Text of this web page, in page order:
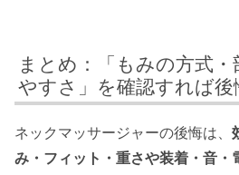
まとめ：「もみの方式・
やすさ」を確認すれば後
ネックマッサージャーの後悔は、
み・フィット・重さや装着・音・